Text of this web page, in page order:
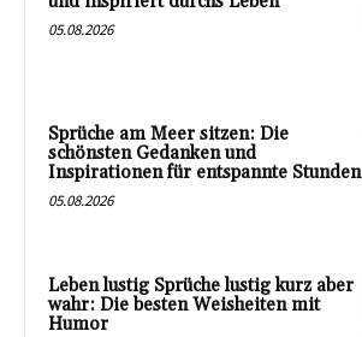
05.08.2026
Sprüche am Meer sitzen: Die
schönsten Gedanken und
Inspirationen für entspannte Stunden
05.08.2026
Leben lustig Sprüche lustig kurz aber
wahr: Die besten Weisheiten mit
Humor